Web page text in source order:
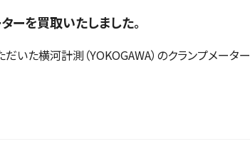
ーを買取いたしました。
た横河計測（YOKOGAWA）のクランプメーター